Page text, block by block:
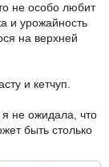
не особо любит
и урожайность
на верхней
и кетчуп.
не ожидала, что
быть столько